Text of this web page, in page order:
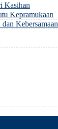
Kasihan
Kepramukaan
Kebersamaan